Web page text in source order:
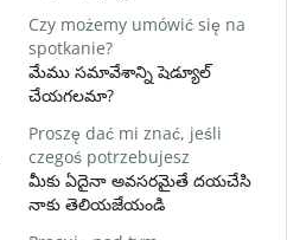
Czy możemy umówić się na
spotkanie?
మేము సమావేశాన్ని షెడ్యూల్
చేయగలమా?
Proszę dać mi znać, jeśli
czegoś potrzebujesz
మీకు ఏదైనా అవసరమైతే దయచేసి
నాకు తెలియజేయండి